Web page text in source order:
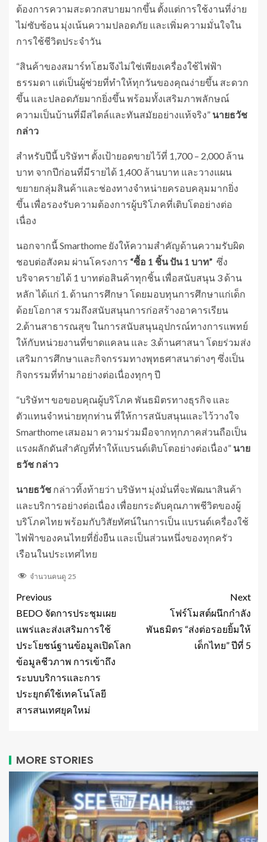
ต้องการความสะดวกสบายมากขึ้น ตั้งแต่การใช้งานที่ง่าย
ไม่ซับซ้อน มุ่งเน้นความปลอดภัย และเพิ่มความมั่นใจใน
การใช้ชีวิตประจำวัน
“สินค้าของสมาร์ทโฮมจึงไม่ใช่เพียงเครื่องใช้ไฟฟ้า
ธรรมดา แต่เป็นผู้ช่วยที่ทำให้ทุกวันของคุณง่ายขึ้น สะดวก
ขึ้น และปลอดภัยมากยิ่งขึ้น พร้อมทั้งเสริมภาพลักษณ์
ความเป็นบ้านที่มีสไตล์และทันสมัยอย่างแท้จริง” นายธวัช
กล่าว
สำหรับปีนี้ บริษัทฯ ตั้งเป้ายอดขายไว้ที่ 1,700 – 2,000 ล้าน
บาท จากปีก่อนที่มีรายได้ 1,400 ล้านบาท และวางแผน
ขยายกลุ่มสินค้าและช่องทางจำหน่ายครอบคลุมมากยิ่ง
ขึ้น เพื่อรองรับความต้องการผู้บริโภคที่เติบโตอย่างต่อ
เนื่อง
นอกจากนี้ Smarthome ยังให้ความสำคัญด้านความรับผิด
ชอบต่อสังคม ผ่านโครงการ “ซื้อ 1 ชิ้น ปัน 1 บาท” ซึ่ง
บริจาครายได้ 1 บาทต่อสินค้าทุกชิ้น เพื่อสนับสนุน 3 ด้าน
หลัก ได้แก่ 1. ด้านการศึกษา โดยมอบทุนการศึกษาแก่เด็ก
ด้อยโอกาส รวมถึงสนับสนุนการก่อสร้างอาคารเรียน
2.ด้านสาธารณสุข ในการสนับสนุนอุปกรณ์ทางการแพทย์
ให้กับหน่วยงานที่ขาดแคลน และ 3.ด้านศาสนา โดยร่วมส่ง
เสริมการศึกษาและกิจกรรมทางพุทธศาสนาต่างๆ ซึ่งเป็น
กิจกรรมที่ทำมาอย่างต่อเนื่องทุกๆ ปี
“บริษัทฯ ขอขอบคุณผู้บริโภค พันธมิตรทางธุรกิจ และ
ตัวแทนจำหน่ายทุกท่าน ที่ให้การสนับสนุนและไว้วางใจ
Smarthome เสมอมา ความร่วมมือจากทุกภาคส่วนถือเป็น
แรงผลักดันสำคัญที่ทำให้แบรนด์เติบโตอย่างต่อเนื่อง” นาย
ธวัช กล่าว
นายธวัช กล่าวทิ้งท้ายว่า บริษัทฯ มุ่งมั่นที่จะพัฒนาสินค้า
และบริการอย่างต่อเนื่อง เพื่อยกระดับคุณภาพชีวิตของผู้
บริโภคไทย พร้อมกับวิสัยทัศน์ในการเป็น แบรนด์เครื่องใช้
ไฟฟ้าของคนไทยที่ยั่งยืน และเป็นส่วนหนึ่งของทุกครัว
เรือนในประเทศไทย
จำนวนคนดู 25
Previous
BEDO จัดการประชุมเผย
แพร่และส่งเสริมการใช้
ประโยชน์ฐานข้อมูลเปิดโลก
ข้อมูลชีวภาพ การเข้าถึง
ระบบบริการและการ
ประยุกต์ใช้เทคโนโลยี
สารสนเทศยุคใหม่
Next
โฟร์โมสต์ผนึกกำลัง
พันธมิตร “ส่งต่อรอยยิ้มให้
เด็กไทย” ปีที่ 5
MORE STORIES